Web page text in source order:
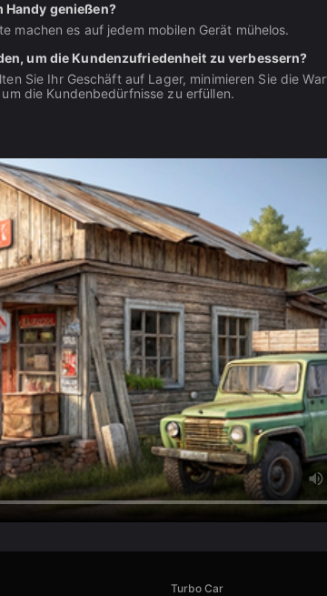
Handy genießen?
machen es auf jedem mobilen Gerät mühelos.
um die Kundenzufriedenheit zu verbessern?
Sie Ihr Geschäft auf Lager, minimieren Sie die
die Kundenbedürfnisse zu erfüllen.
Turbo Car